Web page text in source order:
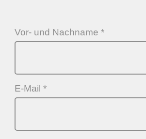
Vor- und Nachname *
E-Mail *